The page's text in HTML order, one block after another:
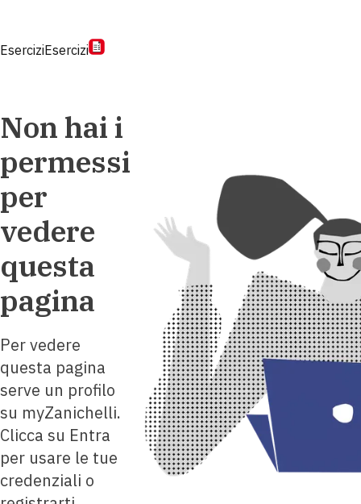
EserciziEsercizi
Non hai i
permessi
per
vedere
questa
pagina
Per vedere
questa pagina
serve un profilo
su myZanichelli.
Clicca su Entra
per usare le tue
credenziali o